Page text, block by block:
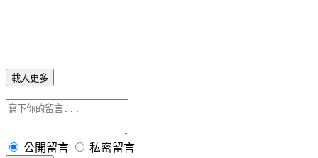
載入更多
公開留言 私密留言